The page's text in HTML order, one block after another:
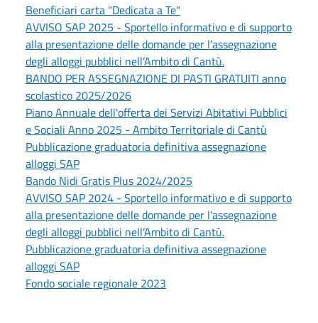
Beneficiari carta "Dedicata a Te"
AVVISO SAP 2025 - Sportello informativo e di supporto
alla presentazione delle domande per l’assegnazione
degli alloggi pubblici nell’Ambito di Cantù.
BANDO PER ASSEGNAZIONE DI PASTI GRATUITI anno
scolastico 2025/2026
Piano Annuale dell'offerta dei Servizi Abitativi Pubblici
e Sociali Anno 2025 - Ambito Territoriale di Cantù
Pubblicazione graduatoria definitiva assegnazione
alloggi SAP
Bando Nidi Gratis Plus 2024/2025
AVVISO SAP 2024 - Sportello informativo e di supporto
alla presentazione delle domande per l’assegnazione
degli alloggi pubblici nell’Ambito di Cantù.
Pubblicazione graduatoria definitiva assegnazione
alloggi SAP
Fondo sociale regionale 2023